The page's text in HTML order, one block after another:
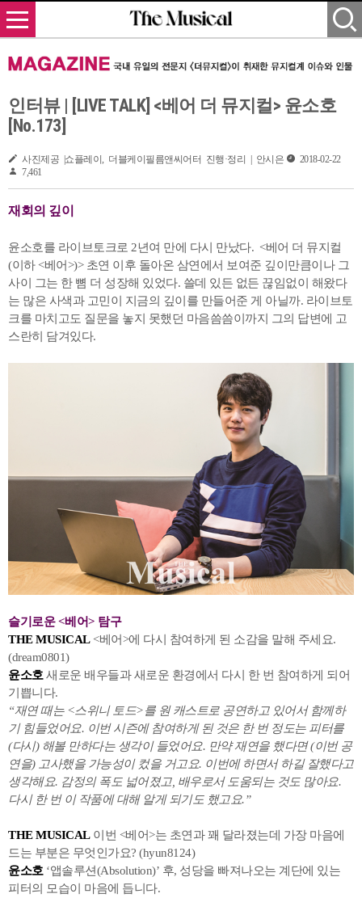
인터뷰 | [LIVE TALK] <베어 더 뮤지컬> 윤소호
[No.173]
사진제공 |쇼플레이, 더블케이필름앤씨어터 진행·정리 | 안시은
2018-02-22
7,461
재회의 깊이
윤소호를 라이브토크로 2년여 만에 다시 만났다. <베어 더 뮤지컬
(이하 <베어>)> 초연 이후 돌아온 삼연에서 보여준 깊이만큼이나 그
사이 그는 한 뼘 더 성장해 있었다. 쓸데 있든 없든 끊임없이 해왔다
는 많은 사색과 고민이 지금의 깊이를 만들어준 게 아닐까. 라이브토
크를 마치고도 질문을 놓지 못했던 마음씀씀이까지 그의 답변에 고
스란히 담겨있다.
슬기로운 <베어> 탐구
THE MUSICAL<베어>에 다시 참여하게 된 소감을 말해 주세요.
(dream0801)
윤소호 새로운 배우들과 새로운 환경에서 다시 한 번 참여하게 되어
기쁩니다.
“재연 때는 <스위니 토드>를 원 캐스트로 공연하고 있어서 함께하
기 힘들었어요. 이번 시즌에 참여하게 된 것은 한 번 정도는 피터를
(다시) 해볼 만하다는 생각이 들었어요. 만약 재연을 했다면 (이번 공
연을) 고사했을 가능성이 컸을 거고요. 이번에 하면서 하길 잘했다고
생각해요. 감정의 폭도 넓어졌고, 배우로서 도움되는 것도 많아요.
다시 한 번 이 작품에 대해 알게 되기도 했고요.”
THE MUSICAL이번 <베어>는 초연과 꽤 달라졌는데 가장 마음에
드는 부분은 무엇인가요? (hyun8124)
윤소호 ‘앱솔루션(Absolution)’ 후, 성당을 빠져나오는 계단에 있는
피터의 모습이 마음에 듭니다.